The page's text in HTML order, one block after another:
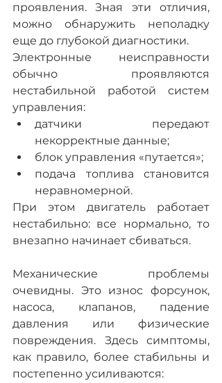
проявления. Зная эти отличия,
можно обнаружить неполадку
еще до глубокой диагностики.
Электронные неисправности
обычно проявляются
нестабильной работой систем
управления:
датчики передают
некорректные данные;
блок управления «путается»;
подача топлива становится
неравномерной.
При этом двигатель работает
нестабильно: все нормально, то
внезапно начинает сбиваться.
Механические проблемы
очевидны. Это износ форсунок,
насоса, клапанов, падение
давления или физические
повреждения. Здесь симптомы,
как правило, более стабильны и
постепенно усиливаются: